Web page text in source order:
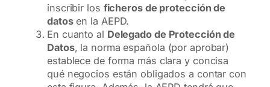
inscribir los ficheros de protección de
datosen la AEPD.
En cuanto al Delegado de Protección de
Datos, la norma española (por aprobar)
establece de forma más clara y concisa
qué negocios están obligados a contar con